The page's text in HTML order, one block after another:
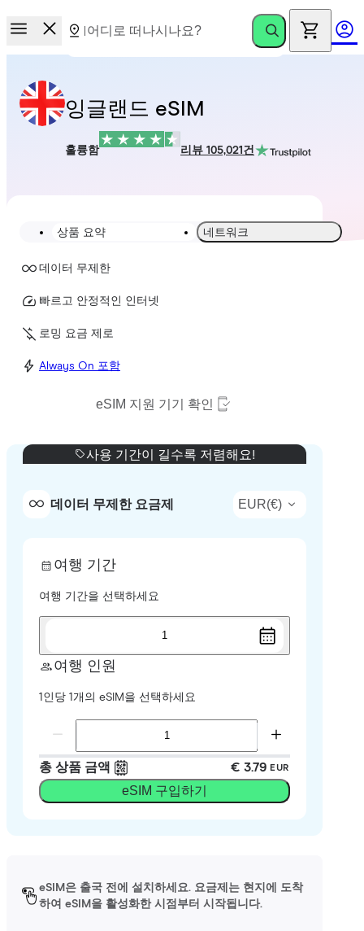
잉글랜드 eSIM
훌륭함 리뷰 105,021건
상품 요약 네트워크
데이터 무제한
빠르고 안정적인 인터넷
로밍 요금 제로
Always On 포함
eSIM 지원 기기 확인
사용 기간이 길수록 저렴해요!
데이터 무제한 요금제 EUR(€)
여행 기간
여행 기간을 선택하세요
1
여행 인원
1인당 1개의 eSIM을 선택하세요
총 상품 금액 € 3.79 EUR
eSIM 구입하기
eSIM은 출국 전에 설치하세요. 요금제는 현지에 도착
하여 eSIM을 활성화한 시점부터 시작됩니다.